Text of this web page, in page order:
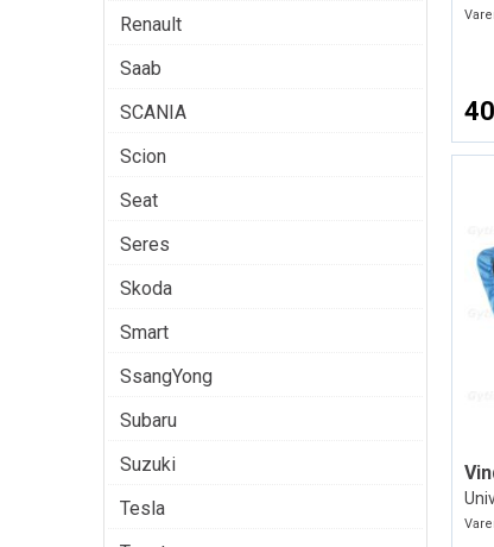
Renault
Saab
SCANIA
Scion
Seat
Seres
Skoda
Smart
SsangYong
Subaru
Suzuki
Tesla